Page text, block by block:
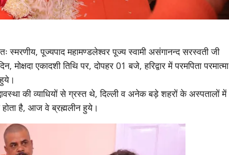
स्मरणीय, पूज्यपाद महामण्डलेश्वर पूज्य स्वामी असंगानन्द सरस्वती जी
एकादशी तिथि पर, दोपहर 01 बजे, हरिद्वार में परमपिता परमात्मा
की व्याधियों से ग्रस्त थे, दिल्ली व अनेक बड़े शहरों के अस्पतालों में
होता है, आज वे ब्रह्मलीन हुये।